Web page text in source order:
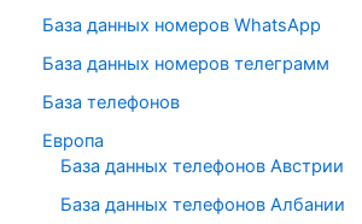
База данных номеров WhatsApp
База данных номеров телеграмм
База телефонов
Европа
База данных телефонов Австрии
База данных телефонов Албании